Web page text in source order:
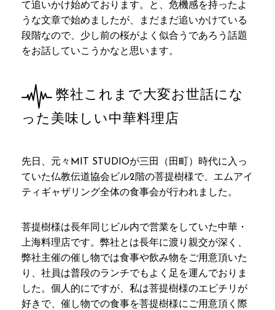
て追いかけ始めております。と、危機感を持ったよ
うな文章で始めましたが、まだまだ追いかけている
段階なので、少し前の桜がよく似合うであろう話題
をお話していこうかなと思います。
弊社これまで大変お世話にな
った美味しい中華料理店
先日、元々MIT STUDIOが三田（田町）時代に入っ
ていた仏教伝道協会ビル2階の菩提樹様で、エムアイ
ティギャザリング全体の食事会が行われました。
菩提樹様は長年同じビル内で営業をしていた中華・
上海料理店です。弊社とは長年に渡り親交が深く、
弊社主催の催し物では食事や飲み物をご用意頂いた
り、社員は普段のランチでもよく足を運んでおりま
した。個人的にですが、私は菩提樹様のエビチリが
好きで、催し物での食事を菩提樹様にご用意頂く際